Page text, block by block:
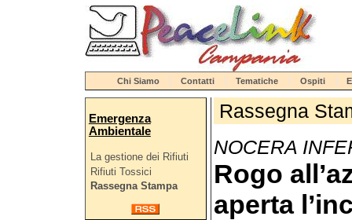
Chi Siamo Contatti Tematiche Ospiti
Emergenza
Ambientale
La gestione dei Rifiuti
Rifiuti Tossici
Rassegna Stampa
Rassegna
NOCERA
Rogo
aperta